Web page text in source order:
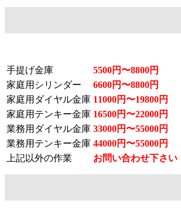
手提げ金庫
5500円〜8800円
家庭用シリンダー
6600円〜8800円
家庭用ダイヤル金庫 11000円〜19800円
家庭用テンキー金庫 16500円〜22000円
業務用ダイヤル金庫 33000円〜55000円
業務用テンキー金庫 44000円〜55000円
上記以外の作業
お問い合わせ下さい